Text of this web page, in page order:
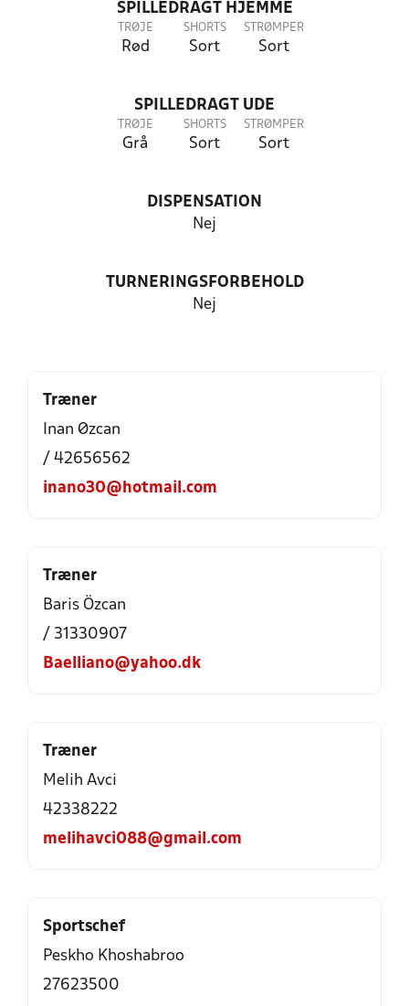
SPILLEDRAGT HJEMME
TRØJE
Rød
SHORTS
Sort
STRØMPER
Sort
SPILLEDRAGT UDE
TRØJE
Grå
SHORTS
Sort
STRØMPER
Sort
DISPENSATION
Nej
TURNERINGSFORBEHOLD
Nej
Træner
Inan Øzcan
/ 42656562
inano30@hotmail.com
Træner
Baris Özcan
/ 31330907
Baelliano@yahoo.dk
Træner
Melih Avci
42338222
melihavci088@gmail.com
Sportschef
Peskho Khoshabroo
27623500